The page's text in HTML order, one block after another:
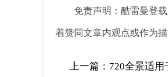
免责声明：酷雷曼登
着赞同文章内观点或作为
上一篇： 720全景适用